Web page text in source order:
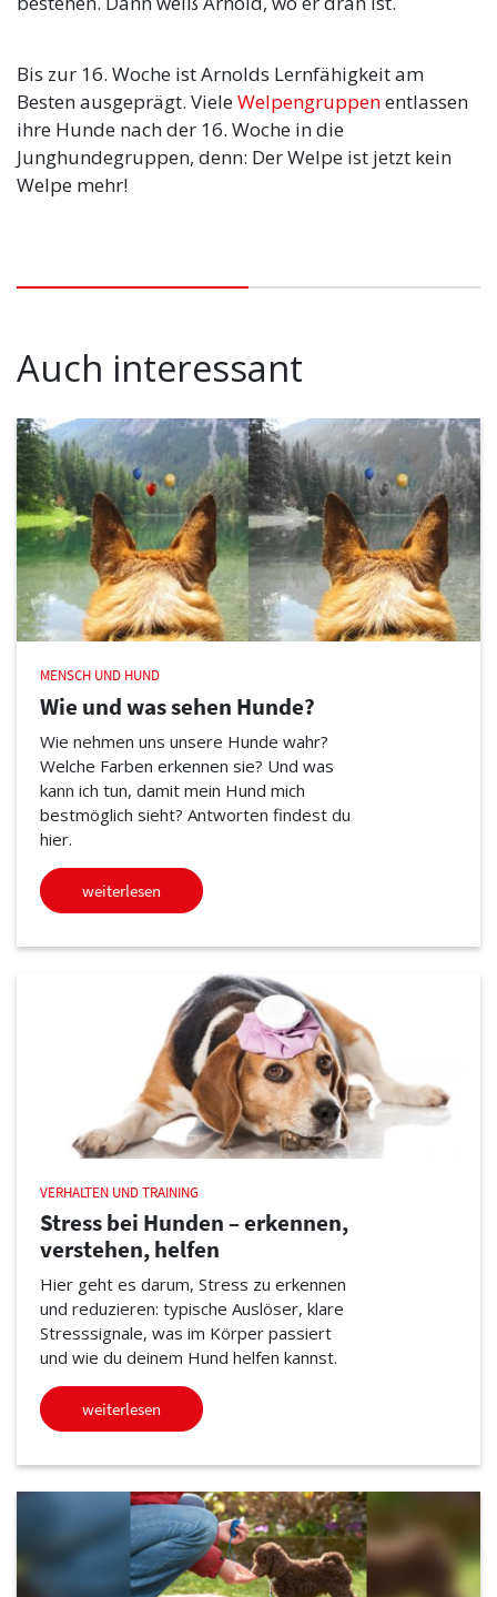
Bis zur 16. Woche ist Arnolds Lernfähigkeit am
Besten ausgeprägt. VieleWelpengruppenentlassen
ihre Hunde nach der 16. Woche in die
Junghundegruppen, denn: Der Welpe ist jetzt kein
Welpe mehr!
Auch interessant
MENSCH UND HUND
Wie und was sehen Hunde?
Wie nehmen uns unsere Hunde wahr?
Welche Farben erkennen sie? Und was
kann ich tun, damit mein Hund mich
bestmöglich sieht? Antworten findest du
hier.
weiterlesen
VERHALTEN UND TRAINING
Stress bei Hunden – erkennen,
verstehen, helfen
Hier geht es darum, Stress zu erkennen
und reduzieren: typische Auslöser, klare
Stresssignale, was im Körper passiert
und wie du deinem Hund helfen kannst.
weiterlesen